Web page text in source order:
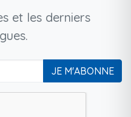
et les derniers
JE M'ABONNE